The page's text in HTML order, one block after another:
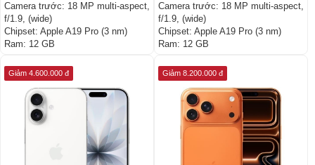
Camera trước: 18 MP multi-aspect,
f/1.9, (wide)
Chipset: Apple A19 Pro (3 nm)
Ram: 12 GB
Camera trước: 18 MP multi-aspect,
f/1.9, (wide)
Chipset: Apple A19 Pro (3 nm)
Ram: 12 GB
Giảm 4.600.000 đ Giảm 8.200.000 đ